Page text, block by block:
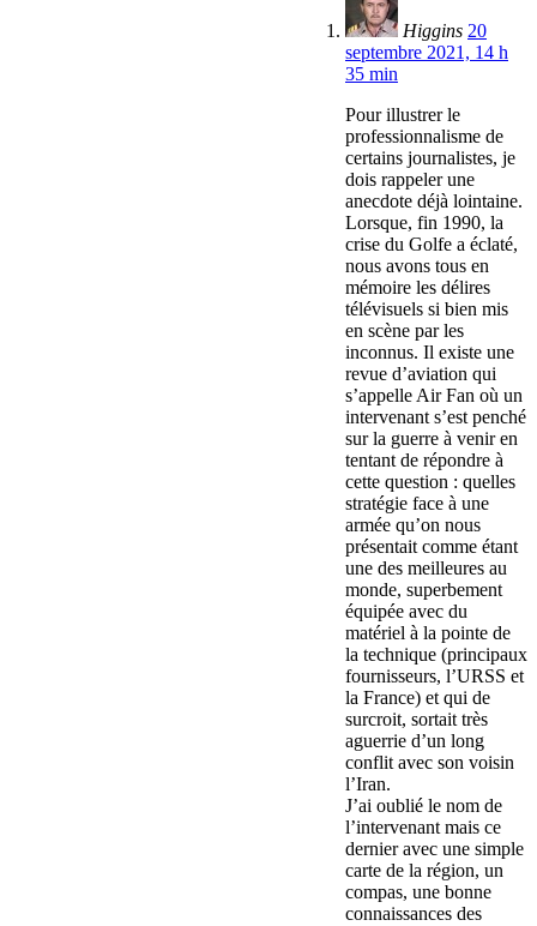
Higgins 20
septembre 2021, 14 h
35 min
Pour illustrer le
professionnalisme de
certains journalistes, je
dois rappeler une
anecdote déjà lointaine.
Lorsque, fin 1990, la
crise du Golfe a éclaté,
nous avons tous en
mémoire les délires
télévisuels si bien mis
en scène par les
inconnus. Il existe une
revue d’aviation qui
s’appelle Air Fan où un
intervenant s’est penché
sur la guerre à venir en
tentant de répondre à
cette question : quelles
stratégie face à une
armée qu’on nous
présentait comme étant
une des meilleures au
monde, superbement
équipée avec du
matériel à la pointe de
la technique (principaux
fournisseurs, l’URSS et
la France) et qui de
surcroit, sortait très
aguerrie d’un long
conflit avec son voisin
l’Iran.
J’ai oublié le nom de
l’intervenant mais ce
dernier avec une simple
carte de la région, un
compas, une bonne
connaissances des